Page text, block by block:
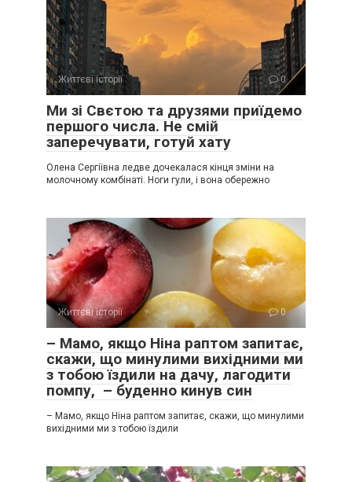
Життєві історії 0
Ми зі Свєтою та друзями приїдемо
першого числа. Не смій
заперечувати, готуй хату
Олена Сергіївна ледве дочекалася кінця зміни на
молочному комбінаті. Ноги гули, і вона обережно
Життєві історії 0
– Мамо, якщо Ніна раптом запитає,
скажи, що минулими вихідними ми
з тобою їздили на дачу, лагодити
помпу, – буденно кинув син
– Мамо, якщо Ніна раптом запитає, скажи, що минулими
вихідними ми з тобою їздили